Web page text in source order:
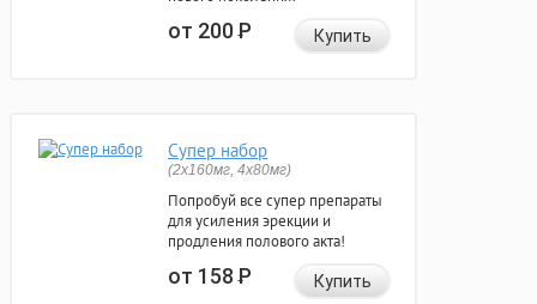
от 200Р Купить
Супер набор
(2х160мг, 4х80мг)
Попробуй все супер препараты
для усиления эрекции и
продления полового акта!
от 158Р Купить